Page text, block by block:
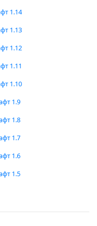
1.14
1.13
1.12
1.11
1.10
1.9
1.8
1.7
1.6
1.5